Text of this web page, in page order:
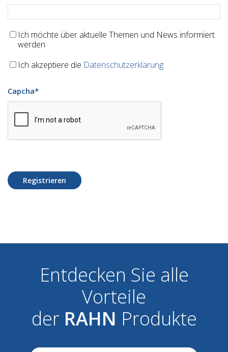
Ich möchte über aktuelle Themen und News informiert
werden
Ich akzeptiere die Datenschutzerklärung
Capcha*
Registrieren
Entdecken Sie alle
Vorteile
der RAHN Produkte